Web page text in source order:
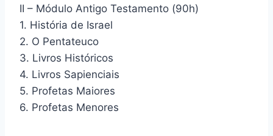
II – Módulo Antigo Testamento (90h)
1. História de Israel
2. O Pentateuco
3. Livros Históricos
4. Livros Sapienciais
5. Profetas Maiores
6. Profetas Menores